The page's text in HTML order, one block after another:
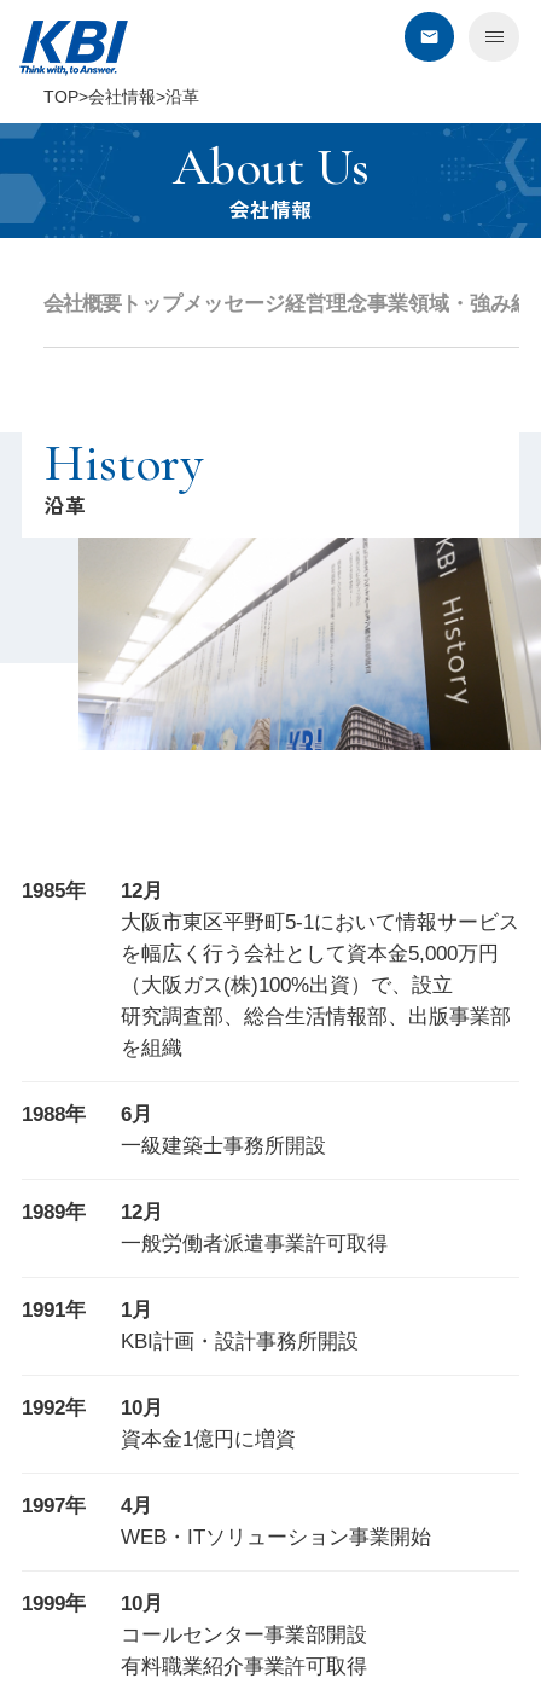
KBIについて
サービス
コンタクトセンター
BPO
建築・環境・調査
エネルギー企業さま向けサービス
お知らせ
コラム
TOP 会社情報 沿革
About Us
会社情報
会社概要トップメッセージ経営理念事業領域・強み組
History
沿革
1985年
12月
大阪市東区平野町5-1において情報サービス
を幅広く行う会社として資本金5,000万円
（大阪ガス(株)100%出資）で、設立
研究調査部、総合生活情報部、出版事業部
を組織
1988年
6月
一級建築士事務所開設
1989年
12月
一般労働者派遣事業許可取得
1991年
1月
KBI計画・設計事務所開設
1992年
10月
資本金1億円に増資
1997年
4月
WEB・ITソリューション事業開始
1999年
10月
コールセンター事業部開設
有料職業紹介事業許可取得